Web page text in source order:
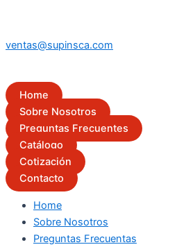
ventas@supinsca.com
Home
Sobre Nosotros
Preguntas Frecuentes
Catálogo
Cotización
Contacto
Home
Sobre Nosotros
Preguntas Frecuentas